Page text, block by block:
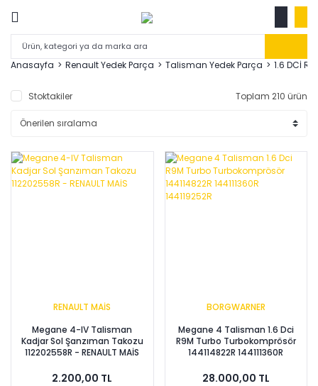
Anasayfa Renault Yedek Parça Talisman Yedek Parça 1.6 DCİ
Stoktakiler Toplam 210 ürün
RENAULT MAİS
Megane 4-IV Talisman
Kadjar Sol Şanzıman Takozu
112202558R - RENAULT MAİS
2.200,00 TL
BORGWARNER
Megane 4 Talisman 1.6 Dci
R9M Turbo Turbokomprösör
144114822R 144111360R
28.000,00 TL